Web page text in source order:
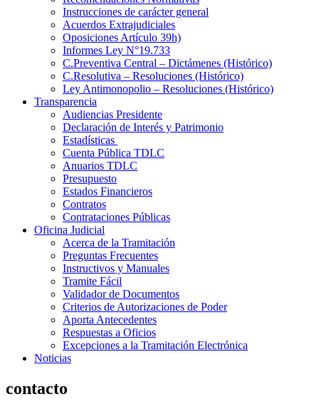
Instrucciones de carácter general
Acuerdos Extrajudiciales
Oposiciones Artículo 39h)
Informes Ley N°19.733
C.Preventiva Central – Dictámenes (Histórico)
C.Resolutiva – Resoluciones (Histórico)
Ley Antimonopolio – Resoluciones (Histórico)
Transparencia
Audiencias Presidente
Declaración de Interés y Patrimonio
Estadísticas
Cuenta Pública TDLC
Anuarios TDLC
Presupuesto
Estados Financieros
Contratos
Contrataciones Públicas
Oficina Judicial
Acerca de la Tramitación
Preguntas Frecuentes
Instructivos y Manuales
Tramite Fácil
Validador de Documentos
Criterios de Autorizaciones de Poder
Aporta Antecedentes
Respuestas a Oficios
Excepciones a la Tramitación Electrónica
Noticias
contacto